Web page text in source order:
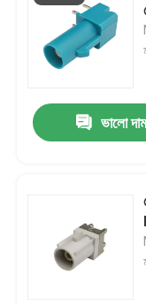
যোগাযোগ করুন
উদ্ধৃতির জন্য আবেদন
FAKRA PCB
মিনি FAKRA
ভালো দাম